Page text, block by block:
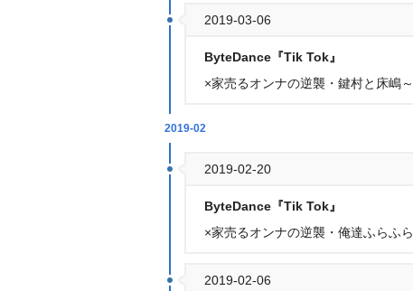
2019-03-06
ByteDance『Tik Tok』
×家売るオンナの逆襲・鍵村と床嶋～
2019-02
2019-02-20
ByteDance『Tik Tok』
×家売るオンナの逆襲・俺達ふらふら
2019-02-06